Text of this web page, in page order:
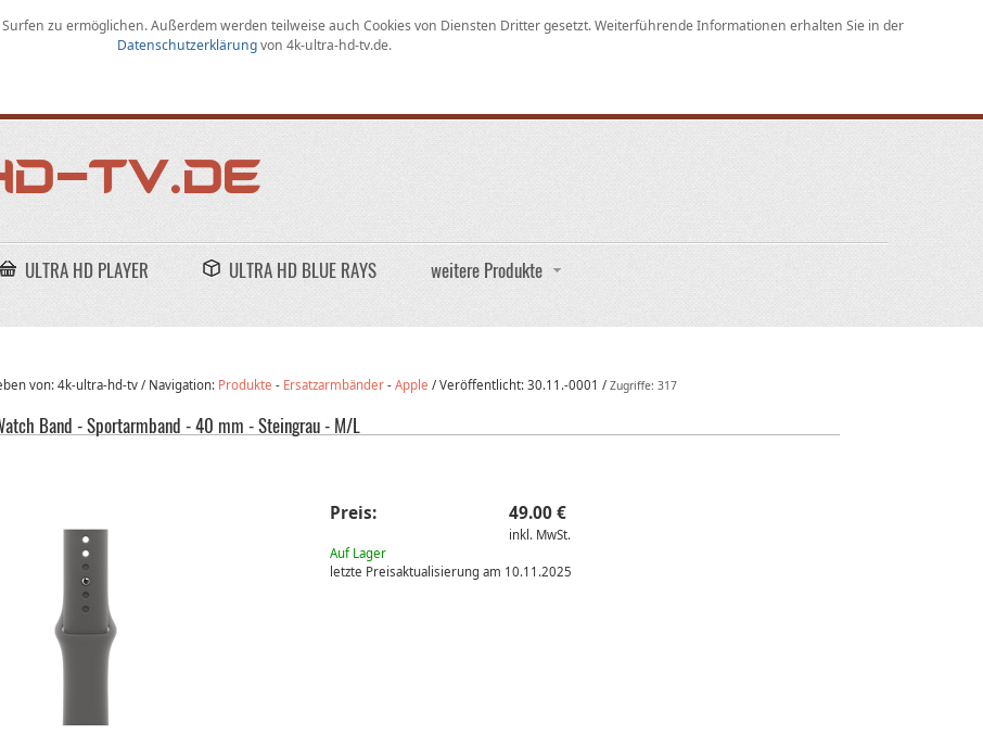
zu ermöglichen.Außerdem werden teilweise auch Cookies von Diensten Dritter gesetzt. Weiterführende Informationen erhalten Sie in der
Datenschutzerklärungvon 4k-ultra-hd-tv.de.
ULTRA HD PLAYER ULTRA HD BLUE RAYS weitere Produkte
von: 4k-ultra-hd-tv / Navigation: Produkte - Ersatzarmbänder -Apple / Veröffentlicht:30.11.-0001 / Zugriffe: 317
Band - Sportarmband - 40 mm - Steingrau - M/L
Preis: 49.00 €
inkl. MwSt.
Auf Lager
letzte Preisaktualisierung am 10.11.2025